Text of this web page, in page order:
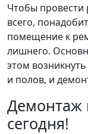
Чтобы провести
всего,
помещение к
лишнего.
этом
и полов, и
Демонтаж
сегодня!